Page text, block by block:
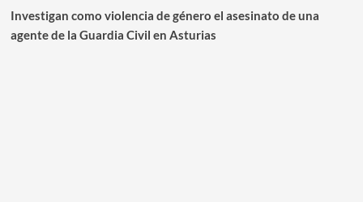
Investigan como violencia de género el asesinato de una
agente de la Guardia Civil en Asturias